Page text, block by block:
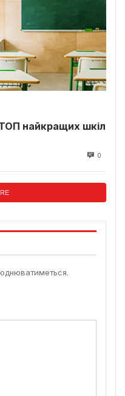
найкращих шкіл
0